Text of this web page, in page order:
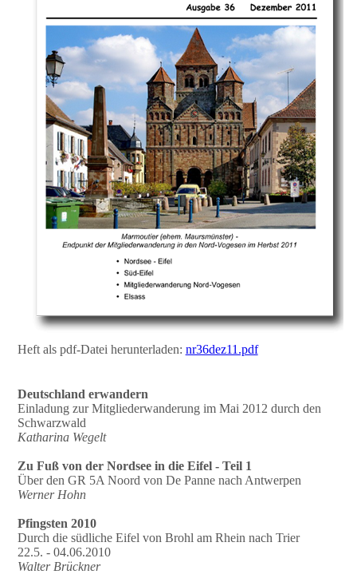
Heft als pdf-Datei herunterladen: nr36dez11.pdf
Deutschland erwandern
Einladung zur Mitgliederwanderung im Mai 2012 durch den
Schwarzwald
Katharina Wegelt
Zu Fuß von der Nordsee in die Eifel - Teil 1
Über den GR 5A Noord von De Panne nach Antwerpen
Werner Hohn
Pfingsten 2010
Durch die südliche Eifel von Brohl am Rhein nach Trier
22.5. - 04.06.2010
Walter Brückner